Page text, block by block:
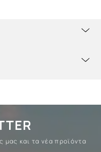
και τα νέα προϊόντα